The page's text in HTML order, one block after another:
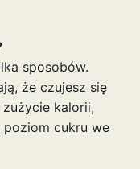
sposobów.
że czujesz się
zużycie kalorii,
cukru we